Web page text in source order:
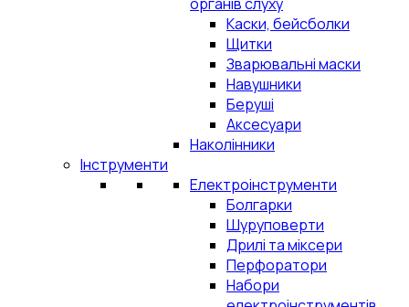
Каски, бейсболки
Щитки
Зварювальні маски
Навушники
Беруші
Аксесуари
Наколінники
Інструменти
Електроінструменти
Болгарки
Шуруповерти
Дрилі та міксери
Перфоратори
Набори